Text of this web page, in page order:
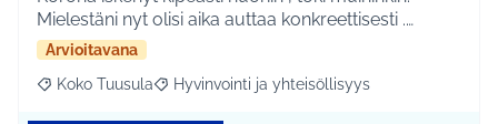
Mielestäni nyt olisi aika auttaa konkreettisesti .…
Arvioitavana
Rajaa tulokset aihepiirin mukaan: Koko Tuusula
Koko Tuusula Rajaa tulokset teeman mukaan: Hyvinvointi ja
Hyvinvointi ja yhteisöllisyys